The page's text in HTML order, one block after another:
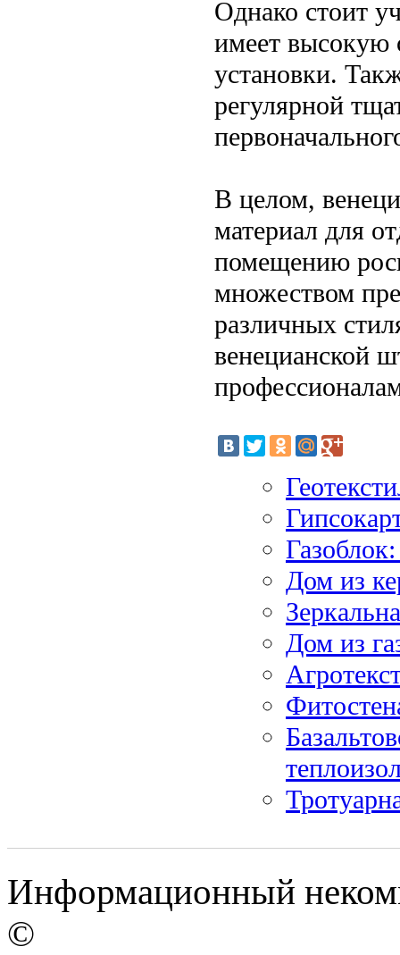
Однако стоит
имеет высокую
установки.
регулярной
В целом,
материал для
помещению
множеством
различных
венецианской
Дом из
Дом из
Информационный
©